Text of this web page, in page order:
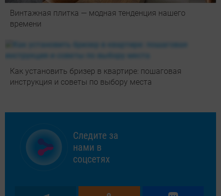
Винтажная плитка — модная тенденция нашего
времени
Как установить бризер в квартире: пошаговая
инструкция и советы по выбору места
Следите за
нами в
соцсетях